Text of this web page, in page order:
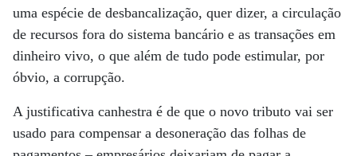
uma espécie de desbancalização, quer dizer, a circulação
de recursos fora do sistema bancário e as transações em
dinheiro vivo, o que além de tudo pode estimular, por
óbvio, a corrupção.
A justificativa canhestra é de que o novo tributo vai ser
usado para compensar a desoneração das folhas de